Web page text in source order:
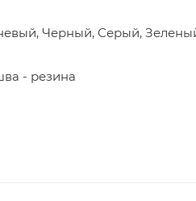
Черный, Серый,
- резина